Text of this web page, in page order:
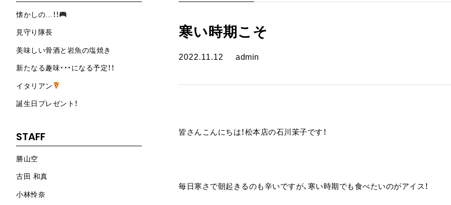
懐かしの…！！
見守り隊長
美味しい骨酒と岩魚の塩焼き
新たなる趣味・・・になる予定！！
イタリアン
誕生日プレゼント！
STAFF
勝山空
古田 和真
小林怜奈
寒い時期こそ
2022.11.12 admin
皆さんこんにちは！松本店の石川茉子です！
毎日寒さで朝起きるのも辛いですが、寒い時期でも食べたいのがアイス！